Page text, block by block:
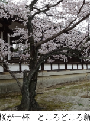
杯 ところどころ新